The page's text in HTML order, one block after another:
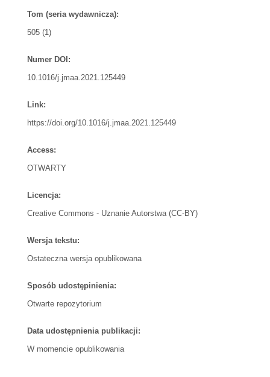
Tom (seria wydawnicza):
505 (1)
Numer DOI:
10.1016/j.jmaa.2021.125449
Link:
https://doi.org/10.1016/j.jmaa.2021.125449
Access:
OTWARTY
Licencja:
Creative Commons - Uznanie Autorstwa (CC-BY)
Wersja tekstu:
Ostateczna wersja opublikowana
Sposób udostępinienia:
Otwarte repozytorium
Data udostępnienia publikacji:
W momencie opublikowania